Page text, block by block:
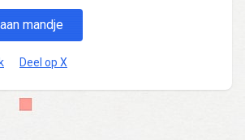
mandje
Deel op X